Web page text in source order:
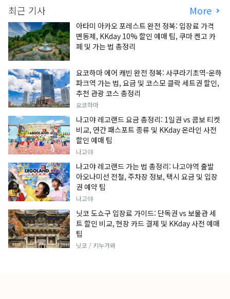
최근 기사 More
아타미 아카오 포레스트 완전 정복: 입장료 가격
변동제, KKday 10% 할인 예매 팁, 쿠마 켄고 카
페 및 가는 법 총정리
요코하마 에어 캐빈 완전 정복: 사쿠라기초역-운하
파크역 가는 법, 요금 및 코스모 클락 세트권 할인,
추천 관광 코스 총정리
요코하마
나고야 레고랜드 요금 총정리: 1일권 vs 콤보 티켓
비교, 연간 패스포트 종류 및 KKday 온라인 사전
할인 예매 팁
나고야
나고야 레고랜드 가는 법 총정리: 나고야역 출발
아오나미선 전철, 주차장 정보, 택시 요금 및 입장
권 예약 팁
나고야
닛코 도쇼구 입장료 가이드: 단독권 vs 보물관 세
트 할인 비교, 현장 카드 결제 및 KKday 사전 예매
팁
닛코 / 키누가와